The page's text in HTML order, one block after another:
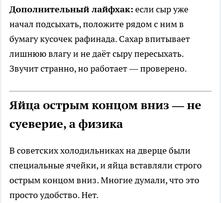
Дополнительный лайфхак: если сыр уже
начал подсыхать, положите рядом с ним в
бумагу кусочек рафинада. Сахар впитывает
лишнюю влагу и не даёт сыру пересыхать.
Звучит странно, но работает — проверено.
Яйца острым концом вниз — не
суеверие, а физика
В советских холодильниках на дверце были
специальные ячейки, и яйца вставляли строго
острым концом вниз. Многие думали, что это
просто удобство. Нет.